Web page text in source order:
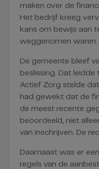
maken over de
Het bedrijf kreeg
kans om bewijs aan
weggenomen waren.
De gemeente bleef
beslissing. Dat
Actief Zorg stelde
had gewekt dat de
de meest recente
beoordeeld, niet
van inschrijven. De
Daarnaast was er
regels van de